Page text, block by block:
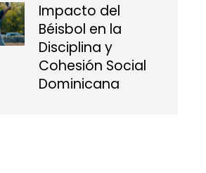
Impacto del
Béisbol en la
Disciplina y
Cohesión Social
Dominicana